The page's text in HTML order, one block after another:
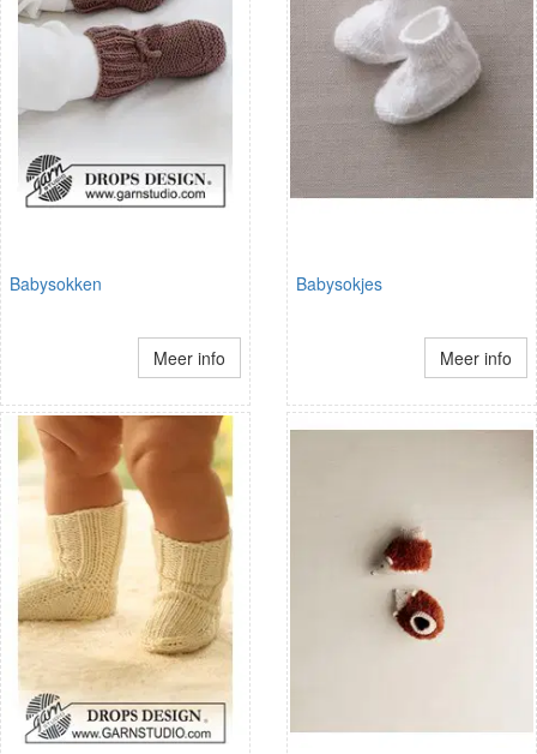
Babysokken
Meer info
Babysokjes
Meer info